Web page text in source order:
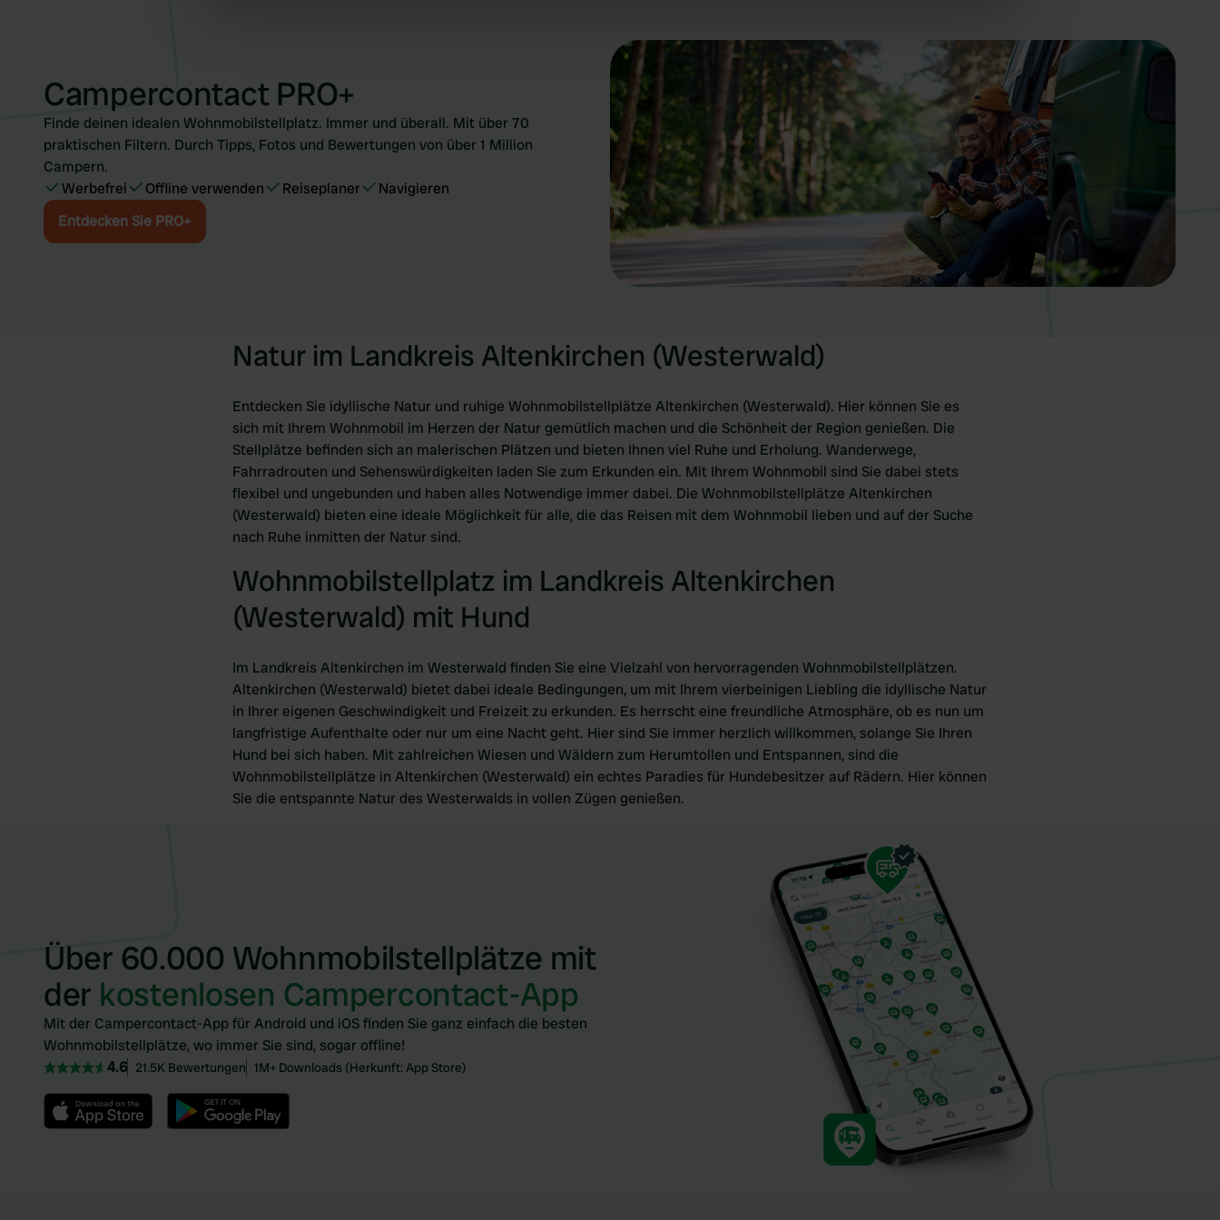
Campercontact PRO+
Finde deinen idealen Wohnmobilstellplatz. Immer und überall. Mit über 70
praktischen Filtern. Durch Tipps, Fotos und Bewertungen von über 1 Million
Campern.
Werbefrei
Offline verwenden Reiseplaner
Navigieren
Entdecken Sie PRO+
Natur im Landkreis Altenkirchen (Westerwald)
Entdecken Sie idyllische Natur und ruhige Wohnmobilstellplätze Altenkirchen (Westerwald). Hier können Sie es
sich mit Ihrem Wohnmobil im Herzen der Natur gemütlich machen und die Schönheit der Region genießen. Die
Stellplätze befinden sich an malerischen Plätzen und bieten Ihnen viel Ruhe und Erholung. Wanderwege,
Fahrradrouten und Sehenswürdigkeiten laden Sie zum Erkunden ein. Mit Ihrem Wohnmobil sind Sie dabei stets
flexibel und ungebunden und haben alles Notwendige immer dabei. Die Wohnmobilstellplätze Altenkirchen
(Westerwald) bieten eine ideale Möglichkeit für alle, die das Reisen mit dem Wohnmobil lieben und auf der Suche
nach Ruhe inmitten der Natur sind.
Wohnmobilstellplatz im Landkreis Altenkirchen
(Westerwald) mit Hund
Im Landkreis Altenkirchen im Westerwald finden Sie eine Vielzahl von hervorragenden Wohnmobilstellplätzen.
Altenkirchen (Westerwald) bietet dabei ideale Bedingungen, um mit Ihrem vierbeinigen Liebling die idyllische Natur
in Ihrer eigenen Geschwindigkeit und Freizeit zu erkunden. Es herrscht eine freundliche Atmosphäre, ob es nun um
langfristige Aufenthalte oder nur um eine Nacht geht. Hier sind Sie immer herzlich willkommen, solange Sie Ihren
Hund bei sich haben. Mit zahlreichen Wiesen und Wäldern zum Herumtollen und Entspannen, sind die
Wohnmobilstellplätze in Altenkirchen (Westerwald) ein echtes Paradies für Hundebesitzer auf Rädern. Hier können
Sie die entspannte Natur des Westerwalds in vollen Zügen genießen.
Über 60.000 Wohnmobilstellplätze mit
der kostenlosen Campercontact-App
Mit der Campercontact-App für Android und iOS finden Sie ganz einfach die besten
Wohnmobilstellplätze, wo immer Sie sind, sogar offline!
4.6 21.5K Bewertungen 1M+ Downloads (Herkunft: App Store)